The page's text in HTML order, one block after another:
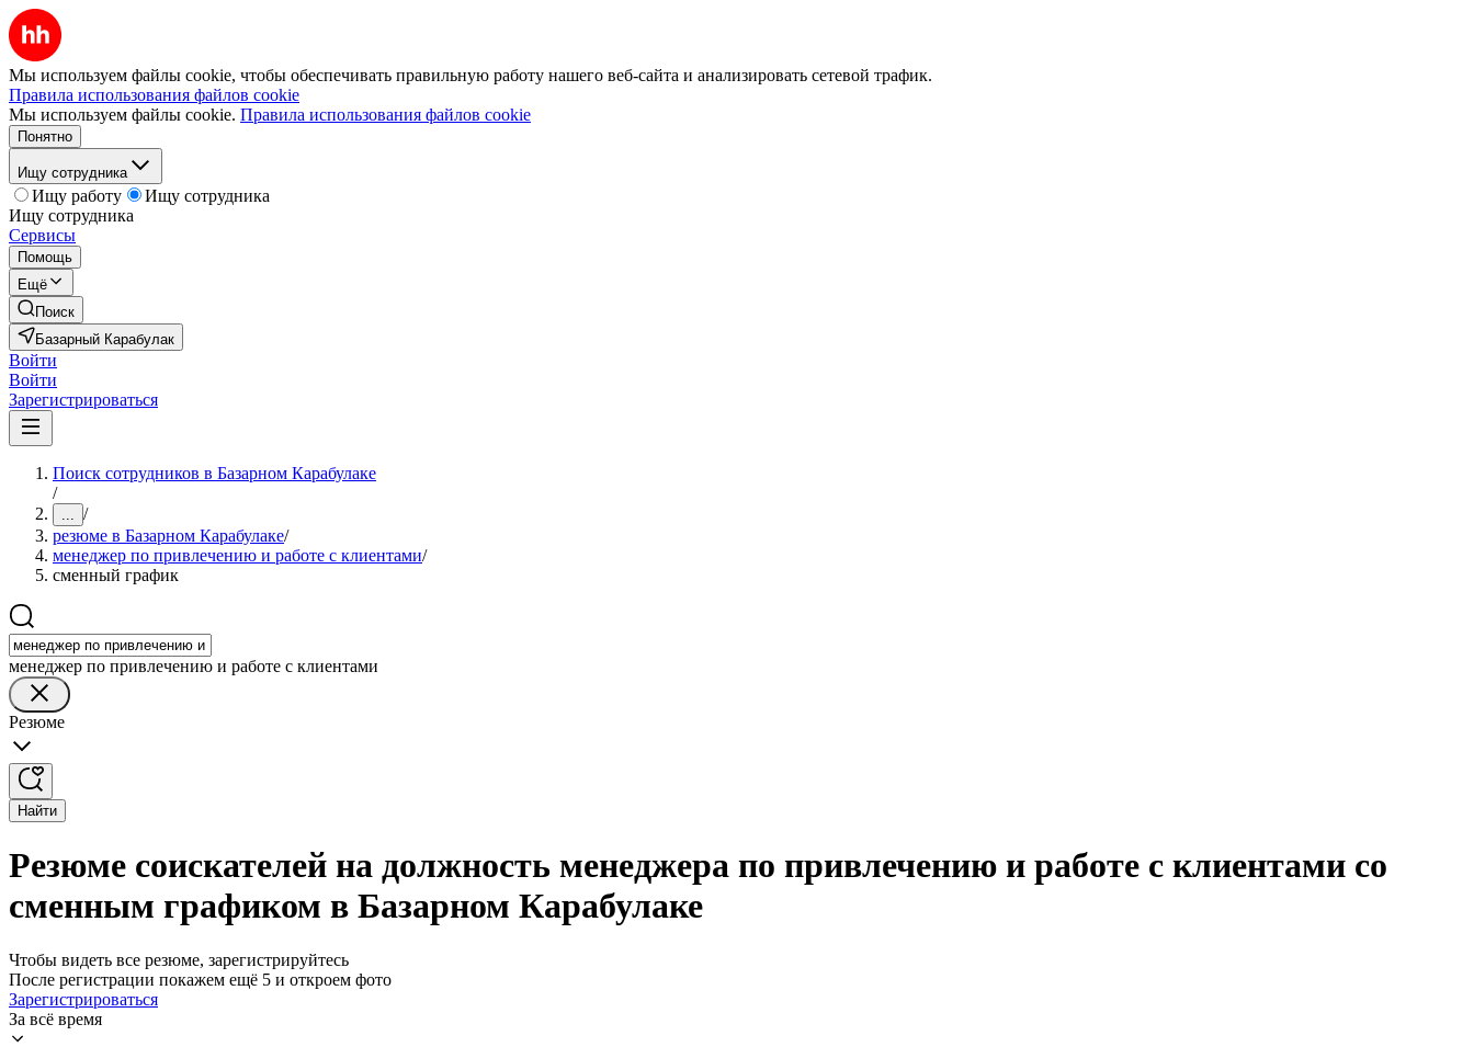
Мы используем файлы cookie, чтобы обеспечивать правильную работу нашего веб-сайта и анализировать сетевой трафик.
Правила использования файлов cookie
Мы используем файлы cookie. Правила использования файлов cookie
Понятно
Ищу сотрудника
Ищу работу
Ищу сотрудника
Ищу сотрудника
Сервисы
Помощь
Ещё
Поиск
Базарный Карабулак
Войти
Войти
Зарегистрироваться
Поиск сотрудников в Базарном Карабулаке
/
... /
резюме в Базарном Карабулаке/
менеджер по привлечению и работе с клиентами/
сменный график
менеджер по привлечению и работе с клиентами
Резюме
Найти
Резюме соискателей на должность менеджера по привлечению и работе с клиентами со
сменным графиком в Базарном Карабулаке
Чтобы видеть все резюме, зарегистрируйтесь
После регистрации покажем ещё 5 и откроем фото
Зарегистрироваться
За всё время